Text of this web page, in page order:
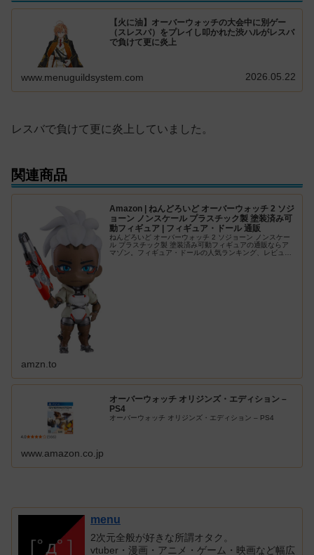
【火に油】オーバーウォッチの大会中に別ゲー
（スレスパ）をプレイし叩かれた渋ハルがレスバ
で負けて更に炎上
www.menuguildsystem.com 2026.05.22
レスバで負けて更に炎上していました。
関連商品
Amazon | ねんどろいど オーバーウォッチ 2 ソジ
ョーン ノンスケール プラスチック製 塗装済み可
動フィギュア | フィギュア・ドール 通販
ねんどろいど オーバーウォッチ 2 ソジョーン ノンスケー
ル プラスチック製 塗装済み可動フィギュアの通販ならア
マゾン。フィギュア・ドールの人気ランキング、レビュー
amzn.to
オーバーウォッチ オリジンズ・エディション –
PS4
オーバーウォッチ オリジンズ・エディション – PS4
www.amazon.co.jp
menu
2次元全般が好きな所謂オタク。
vtuber・漫画・アニメ・ゲーム・映画など幅広